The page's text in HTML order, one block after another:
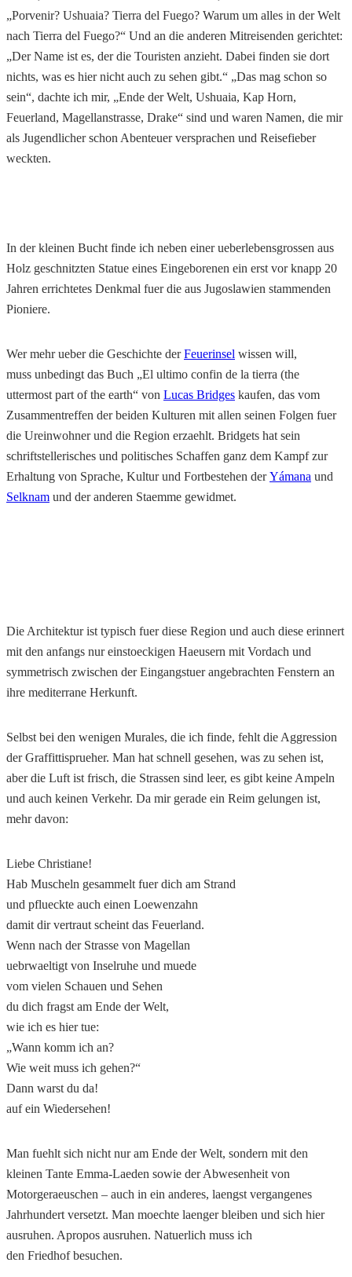
„Porvenir? Ushuaia? Tierra del Fuego? Warum um alles in der Welt
nach Tierra del Fuego?“ Und an die anderen Mitreisenden gerichtet:
„Der Name ist es, der die Touristen anzieht. Dabei finden sie dort
nichts, was es hier nicht auch zu sehen gibt.“ „Das mag schon so
sein“, dachte ich mir, „Ende der Welt, Ushuaia, Kap Horn,
Feuerland, Magellanstrasse, Drake“ sind und waren Namen, die mir
als Jugendlicher schon Abenteuer versprachen und Reisefieber
weckten.
In der kleinen Bucht finde ich neben einer ueberlebensgrossen aus
Holz geschnitzten Statue eines Eingeborenen ein erst vor knapp 20
Jahren errichtetes Denkmal fuer die aus Jugoslawien stammenden
Pioniere.
Wer mehr ueber die Geschichte derFeuerinsel wissen will,
muss unbedingt das Buch „El ultimo confin de la tierra (the
uttermost part of the earth“ von Lucas Bridges kaufen, das vom
Zusammentreffen der beiden Kulturen mit allen seinen Folgen fuer
die Ureinwohner und die Region erzaehlt. Bridgets hat sein
schriftstellerisches und politisches Schaffen ganz dem Kampf zur
Erhaltung von Sprache, Kultur und Fortbestehen derYámana und
Selknam und der anderen Staemme gewidmet.
Die Architektur ist typisch fuer diese Region und auch diese erinnert
mit den anfangs nur einstoeckigen Haeusern mit Vordach und
symmetrisch zwischen der Eingangstuer angebrachten Fenstern an
ihre mediterrane Herkunft.
Selbst bei den wenigen Murales, die ich finde, fehlt die Aggression
der Graffittisprueher. Man hat schnell gesehen, was zu sehen ist,
aber die Luft ist frisch, die Strassen sind leer, es gibt keine Ampeln
und auch keinen Verkehr. Da mir gerade ein Reim gelungen ist,
mehr davon:
Liebe Christiane!
Hab Muscheln gesammelt fuer dich am Strand
und pflueckte auch einen Loewenzahn
damit dir vertraut scheint das Feuerland.
Wenn nach der Strasse von Magellan
uebrwaeltigt von Inselruhe und muede
vom vielen Schauen und Sehen
du dich fragst am Ende der Welt,
wie ich es hier tue:
„Wann komm ich an?
Wie weit muss ich gehen?“
Dann warst du da!
auf ein Wiedersehen!
Man fuehlt sich nicht nur am Ende der Welt, sondern mit den
kleinen Tante Emma-Laeden sowie der Abwesenheit von
Motorgeraeuschen – auch in ein anderes, laengst vergangenes
Jahrhundert versetzt. Man moechte laenger bleiben und sich hier
ausruhen. Apropos ausruhen. Natuerlich muss ich
den Friedhof besuchen.